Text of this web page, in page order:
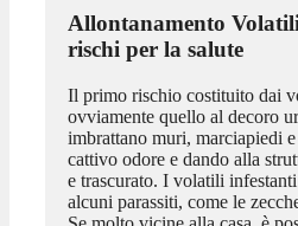
Allontanamento
rischi per la salute
Il primo rischio costituito dai
ovviamente quello al decoro
imbrattano muri, marciapiedi
cattivo odore e dando alla
e trascurato. I volatili
alcuni parassiti, come le